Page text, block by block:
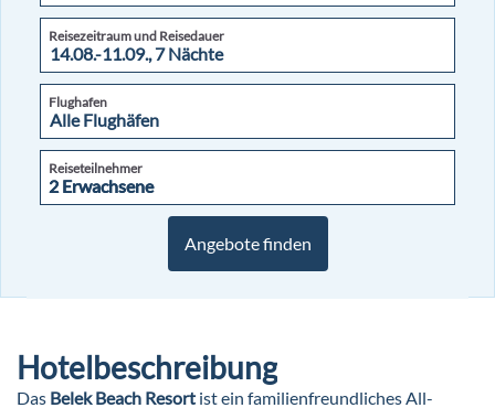
Reisezeitraum und Reisedauer
Flughafen
Reiseteilnehmer
2 Erwachsene
2 Erwachsene
Angebote finden
Hotelbeschreibung
Das Belek Beach Resort ist ein familienfreundliches All-